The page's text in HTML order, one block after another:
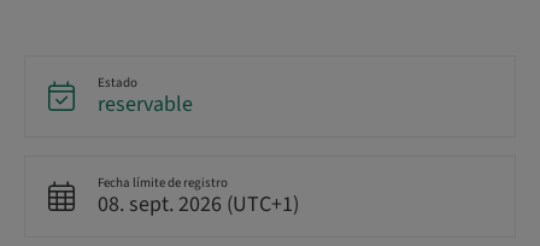
Estado
reservable
Fecha límite de registro
08. sept. 2026 (UTC+1)